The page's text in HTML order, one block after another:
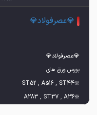
💎عصرفولاد💎